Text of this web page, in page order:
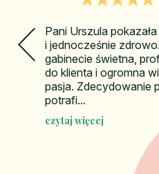
Polecam ten gabinet
jednej wizycie, p.
z moim kłopotliwym
problemach
stosowaniu 2
czytaj więcej